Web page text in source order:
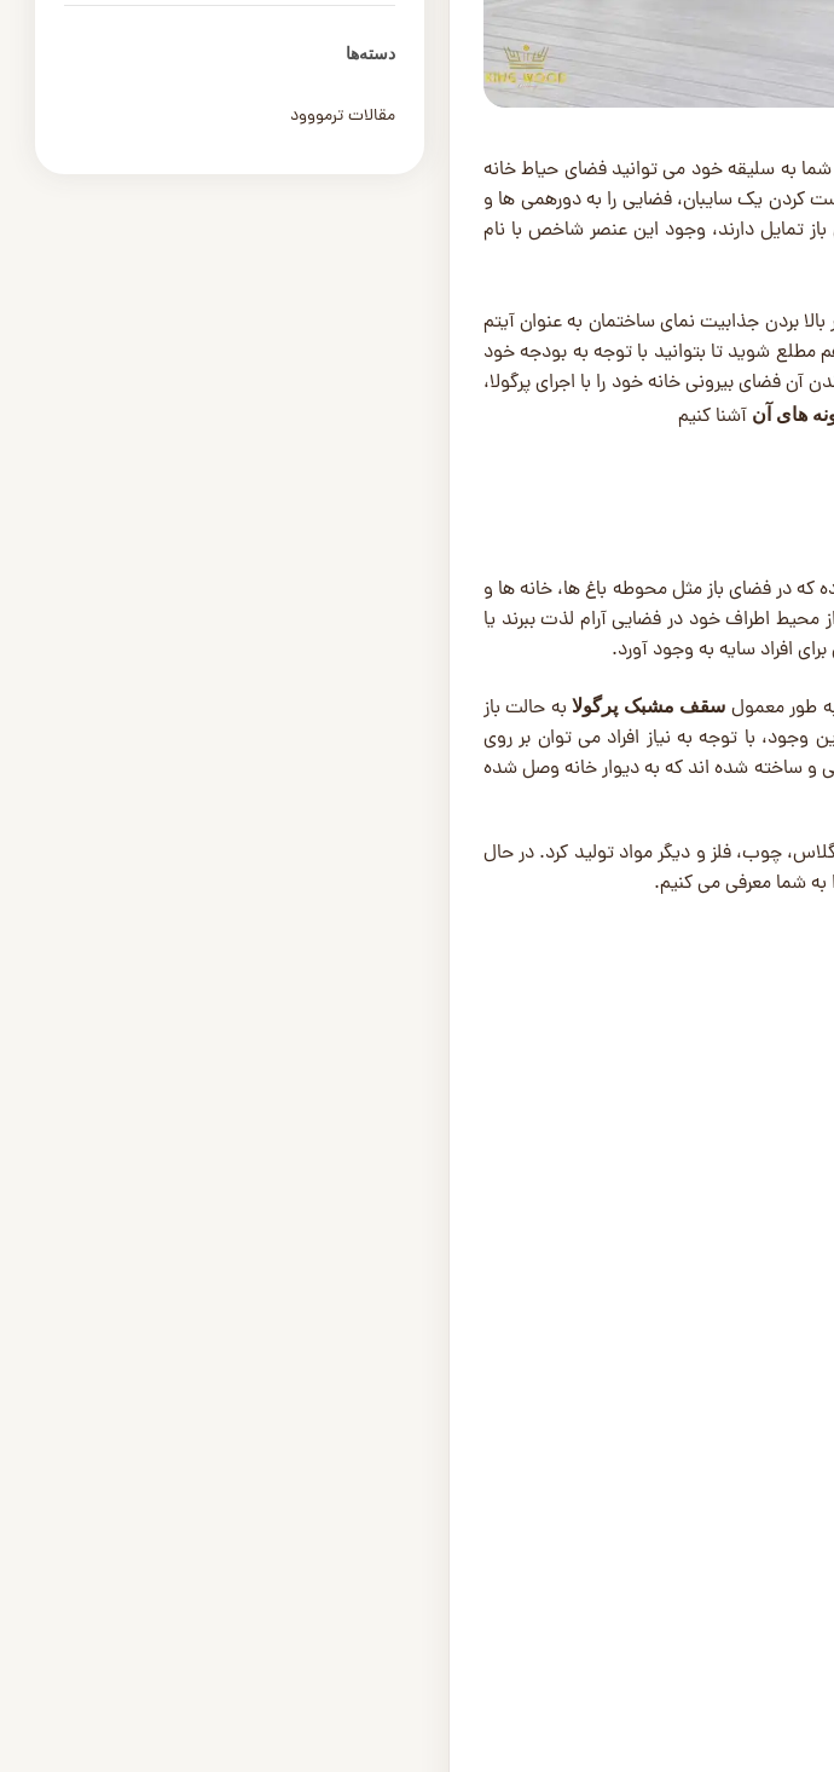
به سلیقه خود می ‌توانید فضای حیاط خانه
کردن یک سایبان، فضایی را به دورهمی ‌ها و
تمایل دارند، وجود این عنصر شاخص با نام
بالا بردن جذابیت نمای ساختمان به عنوان آیتم
مطلع شوید تا بتوانید با توجه به بودجه خود
آن فضای بیرونی خانه خود را با اجرای پرگولا،
های آن آشنا کنیم
که در فضای باز مثل محوطه باغ ‌ها، خانه ‌ها و
محیط اطراف خود در فضایی آرام لذت ببرند یا
افراد سایه به وجود آورد.
طور معمول سقف مشبک پرگولا به حالت باز
با توجه به نیاز افراد می ‌توان بر روی
و ساخته شده ‌اند که به دیوار خانه وصل شده
چوب، فلز و دیگر مواد تولید کرد. در حال
به شما معرفی می کنیم.
دسته‌ها
مقالات ترمووود